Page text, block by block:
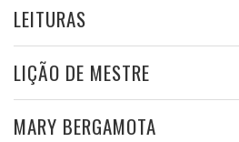
LEITURAS
LIÇÃO DE MESTRE
MARY BERGAMOTA